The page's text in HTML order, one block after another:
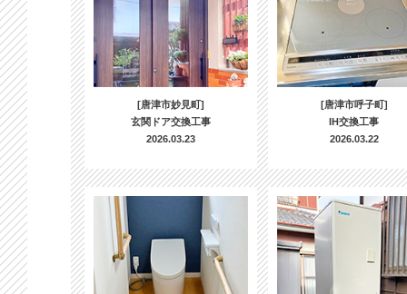
[唐津市妙見町]
玄関ドア交換工事
2026.03.23
[唐津市呼子町]
IH交換工事
2026.03.22